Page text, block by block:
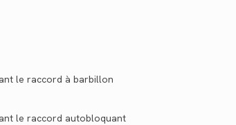
le raccord à barbillon
le raccord autobloquant